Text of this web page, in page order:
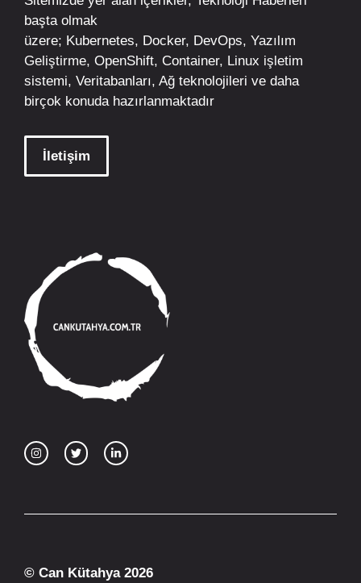
başta olmak
üzere; Kubernetes, Docker, DevOps, Yazılım
Geliştirme, OpenShift, Container, Linux işletim
sistemi, Veritabanları, Ağ teknolojileri ve daha
birçok konuda hazırlanmaktadır
İletişim
© Can Kütahya 2026